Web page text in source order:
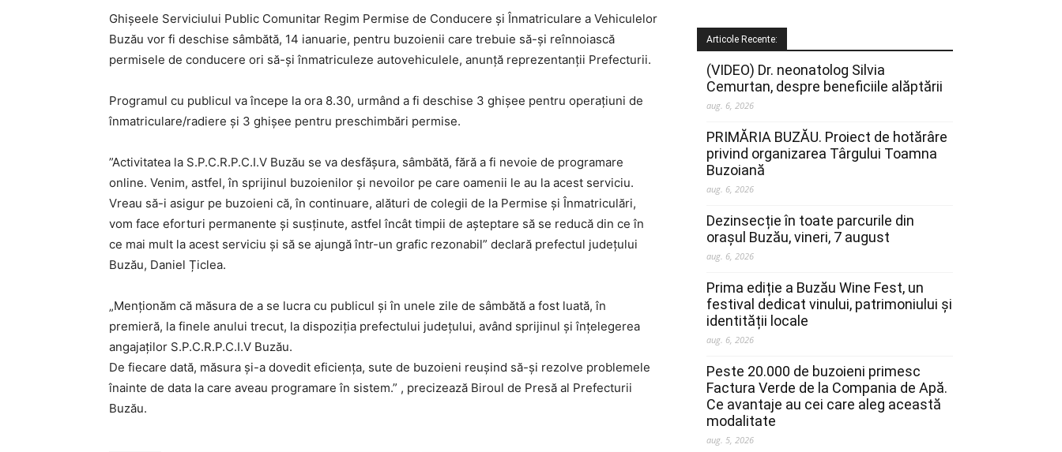
Ghișeele Serviciului Public Comunitar Regim Permise de Conducere și Înmatriculare a Vehiculelor
Buzău vor fi deschise sâmbătă, 14 ianuarie, pentru buzoienii care trebuie să-și reînnoiască
permisele de conducere ori să-și înmatriculeze autovehiculele, anunță reprezentanții Prefecturii.
Programul cu publicul va începe la ora 8.30, urmând a fi deschise 3 ghișee pentru operațiuni de
înmatriculare/radiere și 3 ghișee pentru preschimbări permise.
”Activitatea la S.P.C.R.P.C.I.V Buzău se va desfășura, sâmbătă, fără a fi nevoie de programare
online. Venim, astfel, în sprijinul buzoienilor și nevoilor pe care oamenii le au la acest serviciu.
Vreau să-i asigur pe buzoieni că, în continuare, alături de colegii de la Permise și Înmatriculări,
vom face eforturi permanente și susținute, astfel încât timpii de așteptare să se reducă din ce în
ce mai mult la acest serviciu și să se ajungă într-un grafic rezonabil” declară prefectul județului
Buzău, Daniel Țiclea.
„Menționăm că măsura de a se lucra cu publicul și în unele zile de sâmbătă a fost luată, în
premieră, la finele anului trecut, la dispoziția prefectului județului, având sprijinul și înțelegerea
angajaților S.P.C.R.P.C.I.V Buzău.
De fiecare dată, măsura și-a dovedit eficiența, sute de buzoieni reușind să-și rezolve problemele
înainte de data la care aveau programare în sistem.” , precizează Biroul de Presă al Prefecturii
Buzău.
Articole Recente:
(VIDEO) Dr. neonatolog Silvia
Cemurtan, despre beneficiile alăptării
aug. 6, 2026
PRIMĂRIA BUZĂU. Proiect de hotărâre
privind organizarea Târgului Toamna
Buzoiană
aug. 6, 2026
Dezinsecție în toate parcurile din
orașul Buzău, vineri, 7 august
aug. 6, 2026
Prima ediție a Buzău Wine Fest, un
festival dedicat vinului, patrimoniului și
identității locale
aug. 6, 2026
Peste 20.000 de buzoieni primesc
Factura Verde de la Compania de Apă.
Ce avantaje au cei care aleg această
modalitate
aug. 5, 2026